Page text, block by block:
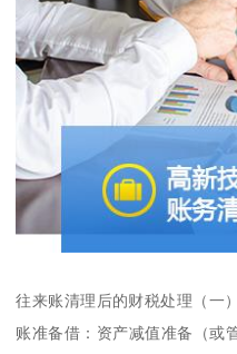
往来账清理后的财税处理（一
账准备借：资产减值准备（或